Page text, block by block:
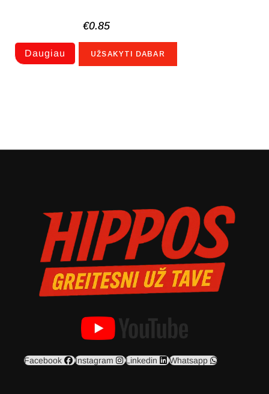
€0.85
Daugiau UŽSAKYTI DABAR
Facebook Instagram Linkedin Whatsapp